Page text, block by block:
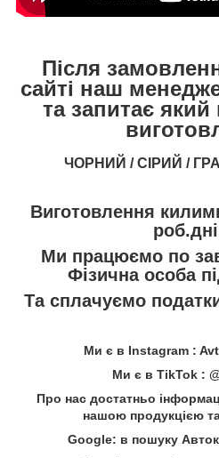
Після
сайті наш
та запитає який
ЧОРНИЙ / СІРИЙ /
Виготовлення
Ми працюємо по
Фізична особа
Та сплачуємо
Ми є в Instagram :
Ми є в TikTok :
Про нас достатньо
нашою продукцією
Google: в пошуку